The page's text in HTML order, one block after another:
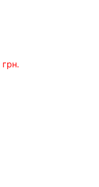
грн.